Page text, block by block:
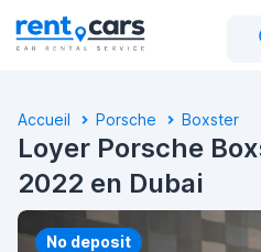
Accueil Porsche Boxster
Loyer Porsche
2022 en Dubai
No deposit